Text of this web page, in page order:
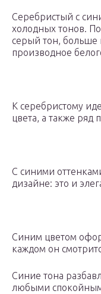
Серебристый с
холодных тонов.
серый тон, больше
производное
К серебристому
цвета, а также ряд
С синими
дизайне: это и
Синим цветом
каждом он
Синие тона
любыми